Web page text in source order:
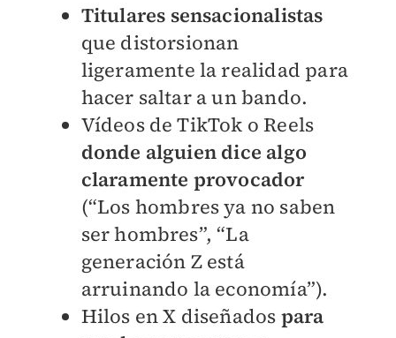
Titulares sensacionalistas
que distorsionan
ligeramente la realidad para
hacer saltar a un bando.
Vídeos de TikTok o Reels
donde alguien dice algo
claramente provocador
(“Los hombres ya no saben
ser hombres”, “La
generación Z está
arruinando la economía”).
Hilos en X diseñados para